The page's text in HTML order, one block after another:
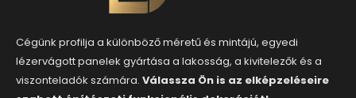
Cégünk profilja a különböző méretű és mintájú, egyedi
lézervágott panelek gyártása a lakosság, a kivitelezők és a
viszonteladók számára. Válassza Ön is az elképzeléseire